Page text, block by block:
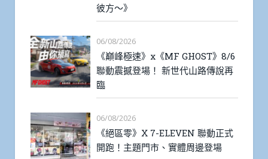
彼方～》
06/08/2026
《巔峰極速》x《MF GHOST》8/6
聯動震撼登場！ 新世代山路傳說再
臨
06/08/2026
《絕區零》X 7-ELEVEN 聯動正式
開跑！主題門市、實體周邊登場